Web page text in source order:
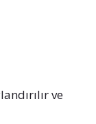
ve